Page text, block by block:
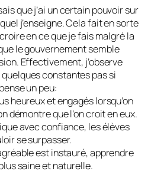
que j’ai un certain pouvoir sur
j’enseigne. Cela fait en sorte
en ce que je fais malgré la
le gouvernement semble
Effectivement, j’observe
constantes pas si
un peu:
heureux et engagés lorsqu’on
démontre que l’on croit en eux.
avec confiance, les élèves
se surpasser.
est instauré, apprendre
saine et naturelle.